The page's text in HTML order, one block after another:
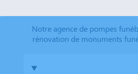
Notre agence de pompes
rénovation de monuments